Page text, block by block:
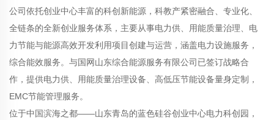
公司依托创业中心丰富的科创新能源，科教产紧密融合、专业化、
全链条的全新创业服务体系，主要从事电力供、用能质量治理、电
力节能与能源高效开发利用项目创建与运营，涵盖电力设施服务，
综合能效服务。与国网山东综合能源服务有限公司已签订战略合
作，提供电力供、用能质量治理设备、高低压节能设备量身定制，
EMC节能管理服务。
位于中国滨海之都——山东青岛的蓝色硅谷创业中心电力科创园，